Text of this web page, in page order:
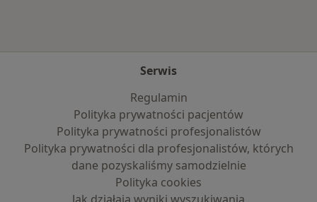
Serwis
Regulamin
Polityka prywatności pacjentów
Polityka prywatności profesjonalistów
Polityka prywatności dla profesjonalistów, których
dane pozyskaliśmy samodzielnie
Polityka cookies